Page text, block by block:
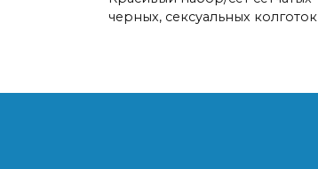
черных, сексуальных колготок